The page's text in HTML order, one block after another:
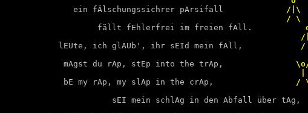
ein fÄlschungssichrer pArsifall
/|\
/ \
fällt fEhlerfrei im freien fAll.
lEUte, ich glAUb', ihr sEId mein fAll,
mAgst du rAp, stEp into the trAp,
bE my rAp, my slAp in the crAp,
sEI mein schlAg in den Abfall über tAg,